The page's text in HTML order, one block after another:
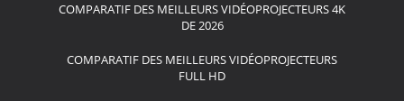
COMPARATIF DES MEILLEURS VIDÉOPROJECTEURS 4K
DE 2026
COMPARATIF DES MEILLEURS VIDÉOPROJECTEURS
FULL HD